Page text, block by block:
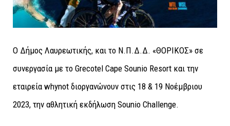
Ο Δήμος Λαυρεωτικής, και το Ν.Π.Δ.Δ. «ΘΟΡΙΚΟΣ» σε
συνεργασία με το Grecotel Cape Sounio Resort και την
εταιρεία whynot διοργανώνουν στις 18 & 19 Νοέμβριου
2023, την αθλητική εκδήλωση Sounio Challenge.